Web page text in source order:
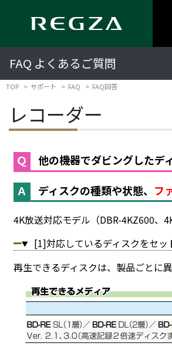
FAQ よくあるご質問
TOP サポート FAQ FAQ回答
レコーダー